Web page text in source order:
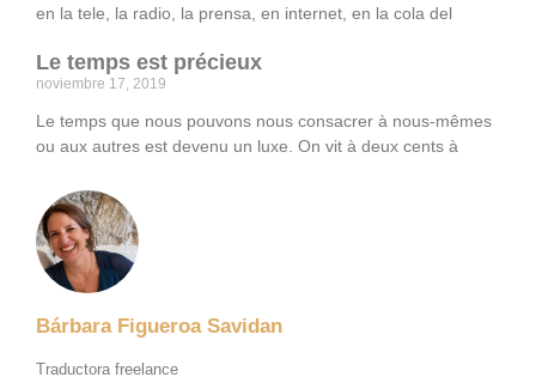
Bárbara Figueroa Savidan
Traductora freelance
en la tele, la radio, la prensa, en internet, en la cola del
Le temps est précieux
noviembre 17, 2019
Le temps que nous pouvons nous consacrer à nous-mêmes
ou aux autres est devenu un luxe. On vit à deux cents à